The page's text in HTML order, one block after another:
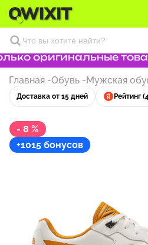
оригинальные
Главная -Обувь -Мужская
Доставка от 15 дней Рейтинг
- 8 %
+1015 бонусов